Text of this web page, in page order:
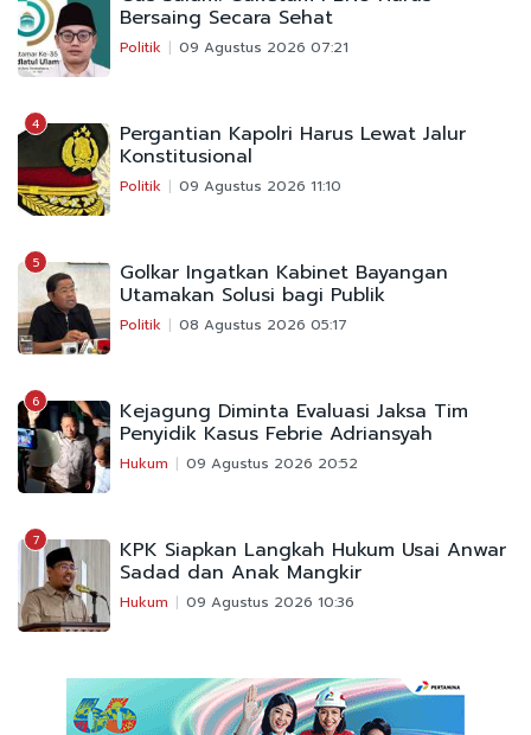
Bersaing Secara Sehat
Politik 09 Agustus 2026 07:21
4 Pergantian Kapolri Harus Lewat Jalur
Konstitusional
Politik 09 Agustus 2026 11:10
5 Golkar Ingatkan Kabinet Bayangan
Utamakan Solusi bagi Publik
Politik 08 Agustus 2026 05:17
6 Kejagung Diminta Evaluasi Jaksa Tim
Penyidik Kasus Febrie Adriansyah
Hukum 09 Agustus 2026 20:52
7 KPK Siapkan Langkah Hukum Usai Anwar
Sadad dan Anak Mangkir
Hukum 09 Agustus 2026 10:36